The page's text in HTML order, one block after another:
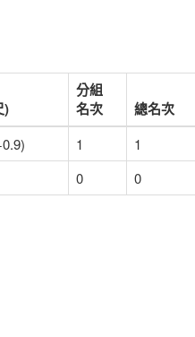
)
分組
名次
總名次
1 1
0
0